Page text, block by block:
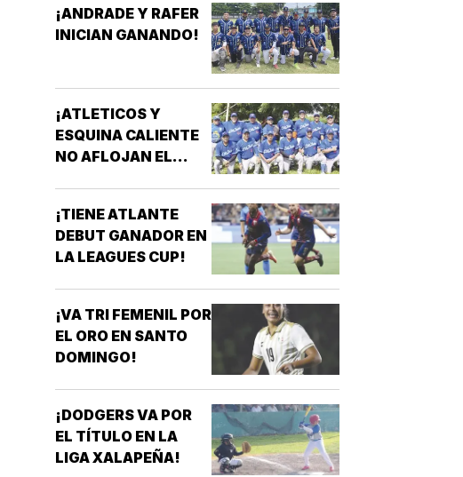
¡ANDRADE Y RAFER
INICIAN GANANDO!
¡ATLETICOS Y
ESQUINA CALIENTE
NO AFLOJAN EL
¡TIENE ATLANTE
DEBUT GANADOR EN
LA LEAGUES CUP!
¡VA TRI FEMENIL POR
EL ORO EN SANTO
DOMINGO!
¡DODGERS VA POR
EL TÍTULO EN LA
LIGA XALAPEÑA!